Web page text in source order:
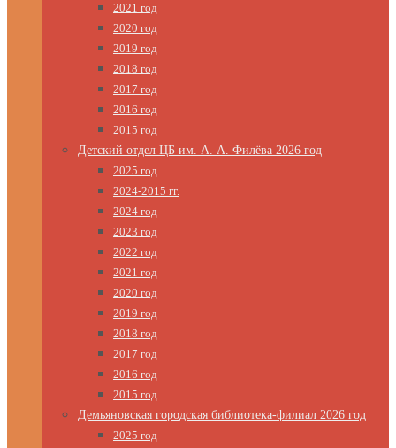
2021 год
2020 год
2019 год
2018 год
2017 год
2016 год
2015 год
Детский отдел ЦБ им. А. А. Филёва 2026 год
2025 год
2024-2015 гг.
2024 год
2023 год
2022 год
2021 год
2020 год
2019 год
2018 год
2017 год
2016 год
2015 год
Демьяновская городская библиотека-филиал 2026 год
2025 год